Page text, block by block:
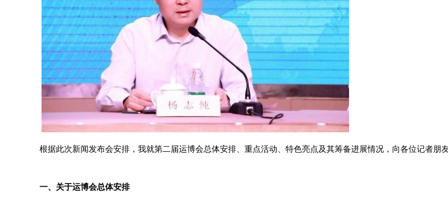
根据此次新闻发布会安排，我就第二届运博会总体安排、重点活动、特色亮点及其筹备进展情况，向各位记者朋友
一、关于运博会总体安排